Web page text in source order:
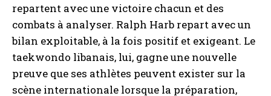
repartent avec une victoire chacun et des
combats à analyser. Ralph Harb repart avec un
bilan exploitable, à la fois positif et exigeant. Le
taekwondo libanais, lui, gagne une nouvelle
preuve que ses athlètes peuvent exister sur la
scène internationale lorsque la préparation,